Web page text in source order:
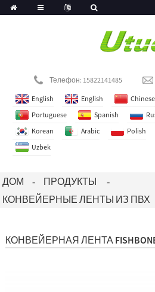
Телефон: 15822141485
English English Chinese
Portuguese
Spanish
Korean
Arabic Polish
Uzbek
ДОМ
ПРОДУКТЫ
КОНВЕЙЕРНЫЕ ЛЕНТЫ ИЗ ПВХ
КОНВЕЙЕРНАЯ ЛЕНТА